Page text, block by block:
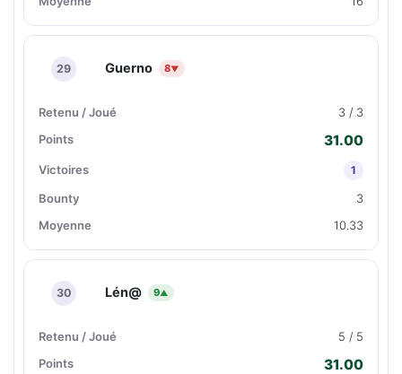
29 Guerno 8▼
3 / 3
31.00
1
3
10.33
30 Lén@ 9▲
5 / 5
31.00